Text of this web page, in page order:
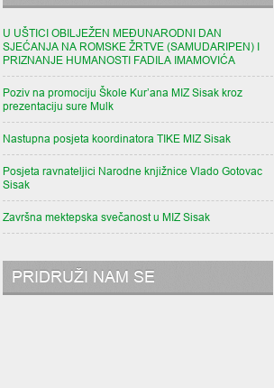
U UŠTICI OBILJEŽEN MEĐUNARODNI DAN
SJEĆANJA NA ROMSKE ŽRTVE (SAMUDARIPEN) I
PRIZNANJE HUMANOSTI FADILA IMAMOVIĆA
Poziv na promociju Škole Kur’ana MIZ Sisak kroz
prezentaciju sure Mulk
Nastupna posjeta koordinatora TIKE MIZ Sisak
Posjeta ravnateljici Narodne knjižnice Vlado Gotovac
Sisak
Završna mektepska svečanost u MIZ Sisak
PRIDRUŽI NAM SE